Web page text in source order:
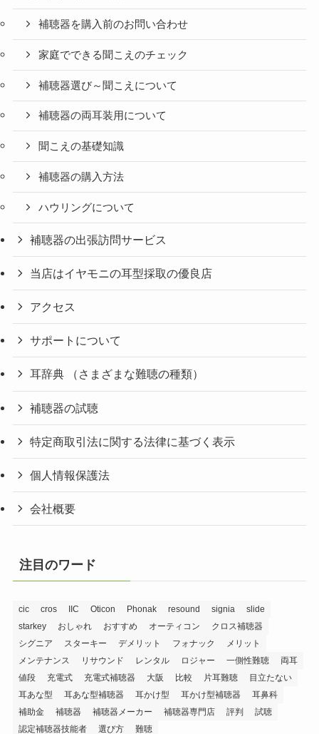
補聴器を購入前のお問い合わせ
家庭でできる聞こえのチェック
補聴器選び～聞こえについて
補聴器の両耳装用について
聞こえの基礎知識
補聴器の購入方法
ハウリングについて
補聴器の出張訪問サービス
当店はイヤモニの耳型採取の優良店
アクセス
サポートについて
耳辞典 （さまざまな難聴の種類）
補聴器の試聴
特定商取引法に関する法律に基づく表示
個人情報保護法
会社概要
注目のワード
cic cros IIC Oticon Phonak resound signia
slide
starkey
おしゃれ おすすめ オーティコン
クロス補聴器
シグニア
スターキー デメリット フォナック
メリット
メンテナンス
リサウンド レンタル ロジャー 一側性難聴
両耳
値段
充電式 充電式補聴器 大阪 比較 片耳難聴
目立たない
耳あな型
耳あな型補聴器 耳かけ型 耳かけ型補聴器
耳鼻科
補助金
補聴器 補聴器メーカー 補聴器専門店 評判
試聴
認定補聴器技能者
選び方 難聴